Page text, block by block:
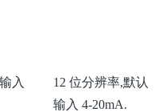
入
12 位分辨率,默认
输入 4-20mA.